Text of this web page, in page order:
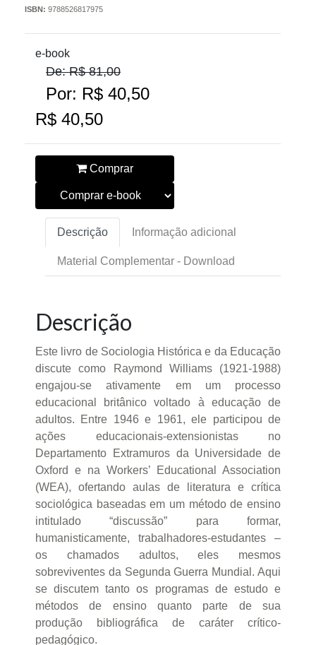
ISBN: 9788526817975
e-book
De: R$ 81,00
Por: R$ 40,50
R$ 40,50
Comprar
Descrição Informação adicional
Material Complementar - Download
Descrição
Este livro de Sociologia Histórica e da Educação
discute como Raymond Williams (1921-1988)
engajou-se ativamente em um processo
educacional britânico voltado à educação de
adultos. Entre 1946 e 1961, ele participou de
ações educacionais-extensionistas no
Departamento Extramuros da Universidade de
Oxford e na Workers’ Educational Association
(WEA), ofertando aulas de literatura e crítica
sociológica baseadas em um método de ensino
intitulado “discussão” para formar,
humanisticamente, trabalhadores-estudantes –
os chamados adultos, eles mesmos
sobreviventes da Segunda Guerra Mundial. Aqui
se discutem tanto os programas de estudo e
métodos de ensino quanto parte de sua
produção bibliográfica de caráter crítico-
pedagógico.